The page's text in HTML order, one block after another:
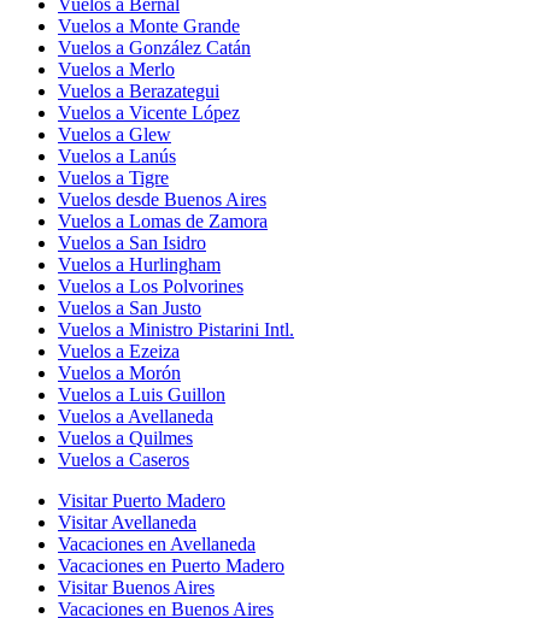
Vuelos a Bernal
Vuelos a Monte Grande
Vuelos a González Catán
Vuelos a Merlo
Vuelos a Berazategui
Vuelos a Vicente López
Vuelos a Glew
Vuelos a Lanús
Vuelos a Tigre
Vuelos desde Buenos Aires
Vuelos a Lomas de Zamora
Vuelos a San Isidro
Vuelos a Hurlingham
Vuelos a Los Polvorines
Vuelos a San Justo
Vuelos a Ministro Pistarini Intl.
Vuelos a Ezeiza
Vuelos a Morón
Vuelos a Luis Guillon
Vuelos a Avellaneda
Vuelos a Quilmes
Vuelos a Caseros
Visitar Puerto Madero
Visitar Avellaneda
Vacaciones en Avellaneda
Vacaciones en Puerto Madero
Visitar Buenos Aires
Vacaciones en Buenos Aires